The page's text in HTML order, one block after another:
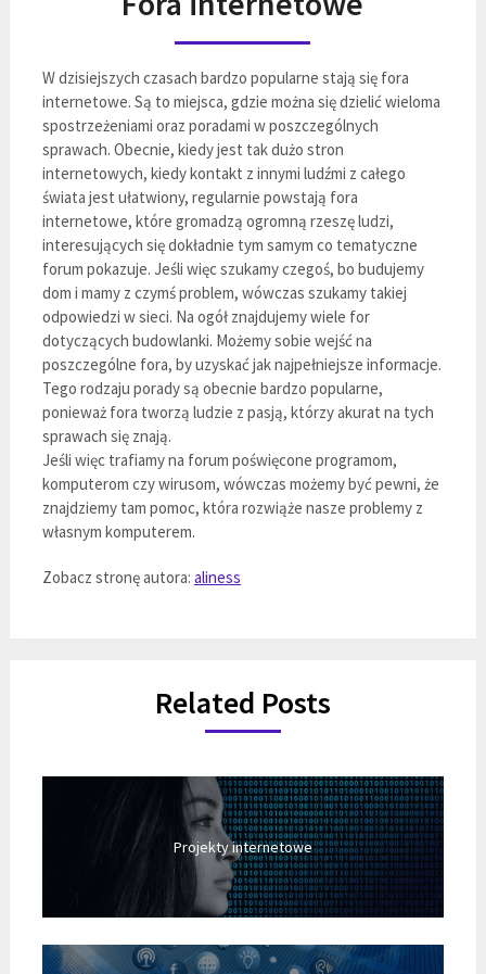
W dzisiejszych czasach bardzo popularne stają się fora
internetowe. Są to miejsca, gdzie można się dzielić wieloma
spostrzeżeniami oraz poradami w poszczególnych
sprawach. Obecnie, kiedy jest tak dużo stron
internetowych, kiedy kontakt z innymi ludźmi z całego
świata jest ułatwiony, regularnie powstają fora
internetowe, które gromadzą ogromną rzeszę ludzi,
interesujących się dokładnie tym samym co tematyczne
forum pokazuje. Jeśli więc szukamy czegoś, bo budujemy
dom i mamy z czymś problem, wówczas szukamy takiej
odpowiedzi w sieci. Na ogół znajdujemy wiele for
dotyczących budowlanki. Możemy sobie wejść na
poszczególne fora, by uzyskać jak najpełniejsze informacje.
Tego rodzaju porady są obecnie bardzo popularne,
ponieważ fora tworzą ludzie z pasją, którzy akurat na tych
sprawach się znają.
Jeśli więc trafiamy na forum poświęcone programom,
komputerom czy wirusom, wówczas możemy być pewni, że
znajdziemy tam pomoc, która rozwiąże nasze problemy z
własnym komputerem.
Zobacz stronę autora: aliness
Related Posts
Projekty internetowe